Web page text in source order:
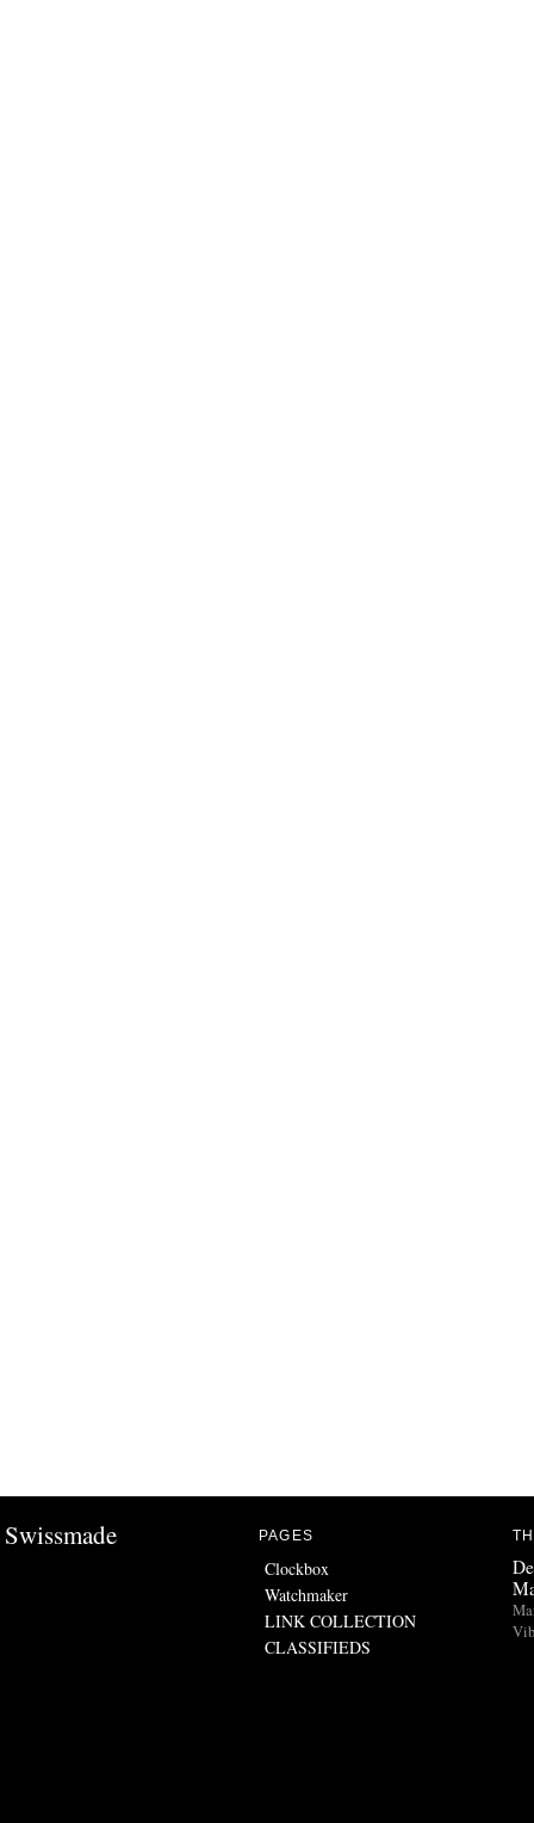
Swissmade PAGES
Clockbox
Watchmaker
LINK COLLECTION
CLASSIFIEDS